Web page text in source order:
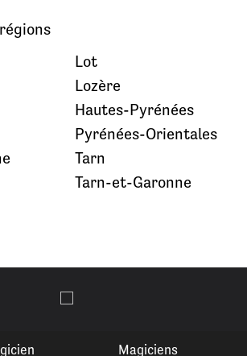
Lot
Lozère
Hautes-Pyrénées
Pyrénées-Orientales
Tarn
Tarn-et-Garonne
Magiciens